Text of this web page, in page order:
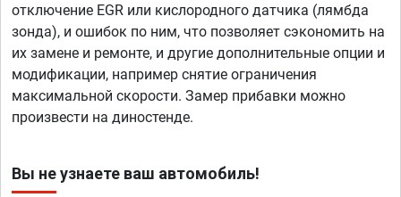
отключение EGR или кислородного датчика (лямбда
зонда), и ошибок по ним, что позволяет сэкономить на
их замене и ремонте, и другие дополнительные опции и
модификации, например снятие ограничения
максимальной скорости. Замер прибавки можно
произвести на диностенде.
Вы не узнаете ваш автомобиль!